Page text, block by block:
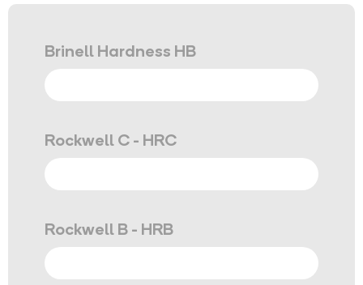
Brinell Hardness HB
Rockwell C - HRC
Rockwell B - HRB